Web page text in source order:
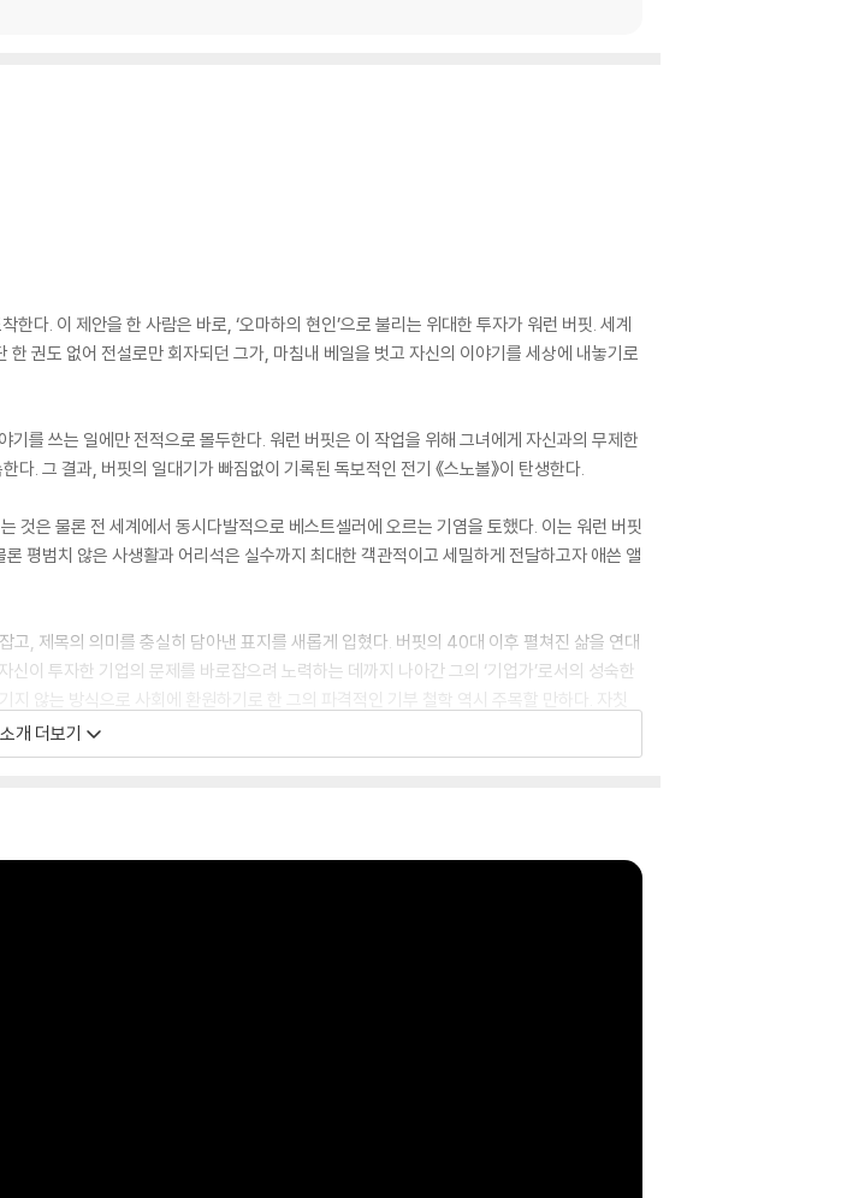
다. 이 제안을 한 사람은 바로, ‘오마하의 현인’으로 불리는 위대한 투자가 워런 버핏. 세계
권도 없어 전설로만 회자되던 그가, 마침내 베일을 벗고 자신의 이야기를 세상에 내놓기로
를 쓰는 일에만 전적으로 몰두한다. 워런 버핏은 이 작업을 위해 그녀에게 자신과의 무제한
. 그 결과, 버핏의 일대기가 빠짐없이 기록된 독보적인 전기 《스노볼》이 탄생한다.
것은 물론 전 세계에서 동시다발적으로 베스트셀러에 오르는 기염을 토했다. 이는 워런 버핏
평범치 않은 사생활과 어리석은 실수까지 최대한 객관적이고 세밀하게 전달하고자 애쓴 앨
, 제목의 의미를 충실히 담아낸 표지를 새롭게 입혔다. 버핏의 40대 이후 펼쳐진 삶을 연대
이 투자한 기업의 문제를 바로잡으려 노력하는 데까지 나아간 그의 ‘기업가’로서의 성숙한
않는 방식으로 사회에 환원하기로 한 그의 파격적인 기부 철학 역시 주목할 만하다. 자칫
인상 깊다. 1권에 이어 수록된 버핏과 그 주변 인물들의 다채로운 사진들은 이 놀라운 인물의
워런 버핏. 반세기를 훌쩍 넘는 시간 동안 혼탁한 주식시장에서 여전히 ‘이기는 투자’를 하
개 더보기